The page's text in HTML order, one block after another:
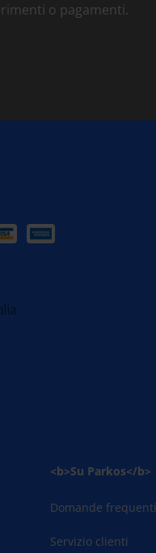
o pagamenti.
<b>Su Parkos</b>
Domande
Servizio clienti